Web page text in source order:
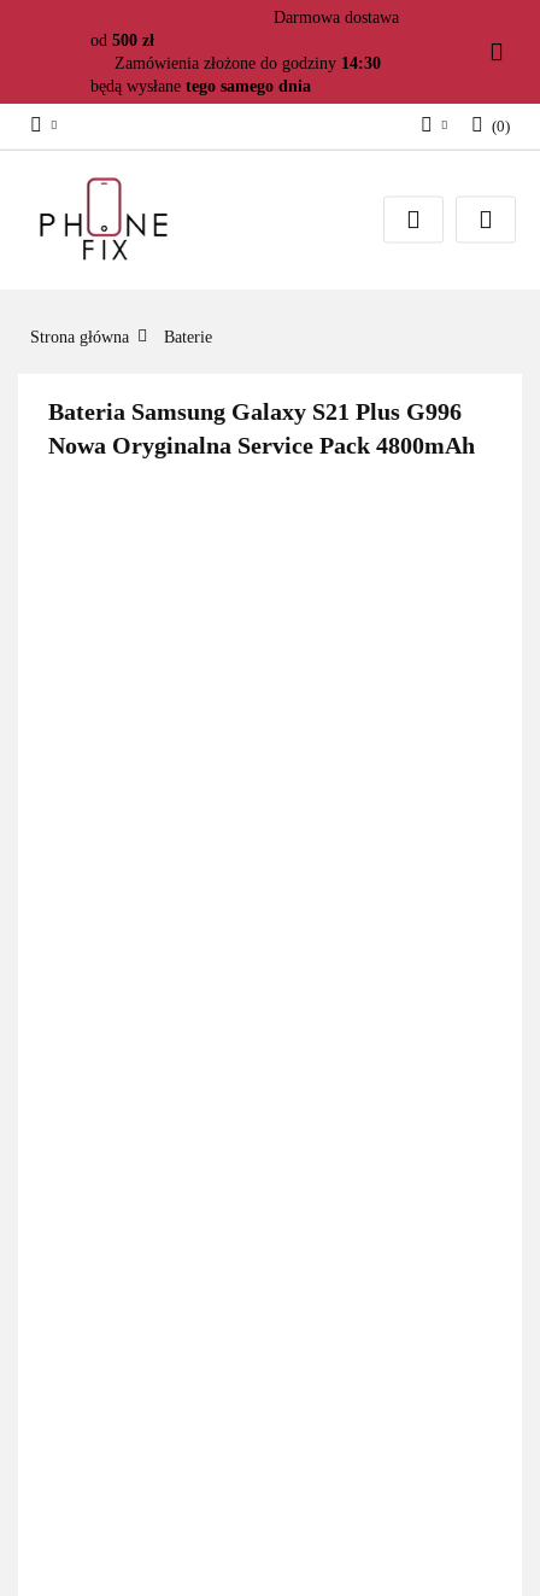
Darmowa dostawa
od 500 zł
Zamówienia złożone do godziny 14:30
będą wysłane tego samego dnia
Załóż konto
(0)
Strona główna Baterie
Bateria Samsung Galaxy S21 Plus G996
Nowa Oryginalna Service Pack 4800mAh